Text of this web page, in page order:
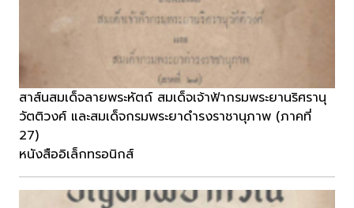
สาส์นสมเด็จลายพระหัตถ์ สมเด็จเจ้าฟ้ากรมพระยานริศรานุ
วัตติวงศ์ และสมเด็จกรมพระยาดำรงราชานุภาพ (ภาคที่
27)
หนังสืออิเล็กทรอนิกส์